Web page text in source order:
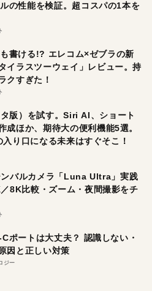
の性能を検証。超コスパの1本を
書ける!? エレコム×ゼブラの新
イラスツーウェイ」レビュー。持
クすぎた！
版）を試す。Siri AI、ショート
成ほか、期待大の便利機能5選。
り口になる未来はすぐそこ！
バルカメラ「Luna Ultra」実践
8K比較・ズーム・夜間撮影をチ
ポートは大丈夫？ 認識しない・
因と正しい対策
ジー